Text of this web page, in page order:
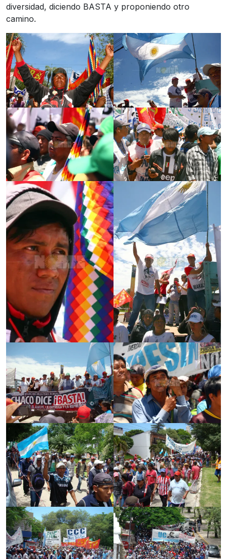
diversidad, diciendo BASTA y proponiendo otro
camino.